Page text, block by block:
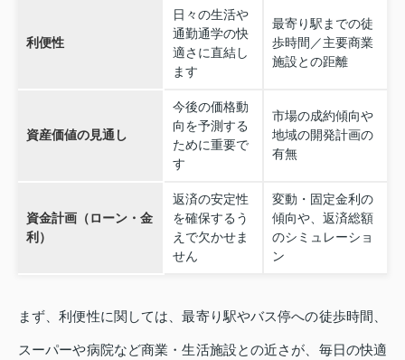
利便性
日々の生活や
通勤通学の快
適さに直結し
ます
最寄り駅までの徒
歩時間／主要商業
施設との距離
資産価値の見通し
今後の価格動
向を予測する
ために重要で
す
市場の成約傾向や
地域の開発計画の
有無
資金計画（ローン・金
利）
返済の安定性
を確保するう
えで欠かせま
せん
変動・固定金利の
傾向や、返済総額
のシミュレーショ
ン
まず、利便性に関しては、最寄り駅やバス停への徒歩時間、
スーパーや病院など商業・生活施設との近さが、毎日の快適